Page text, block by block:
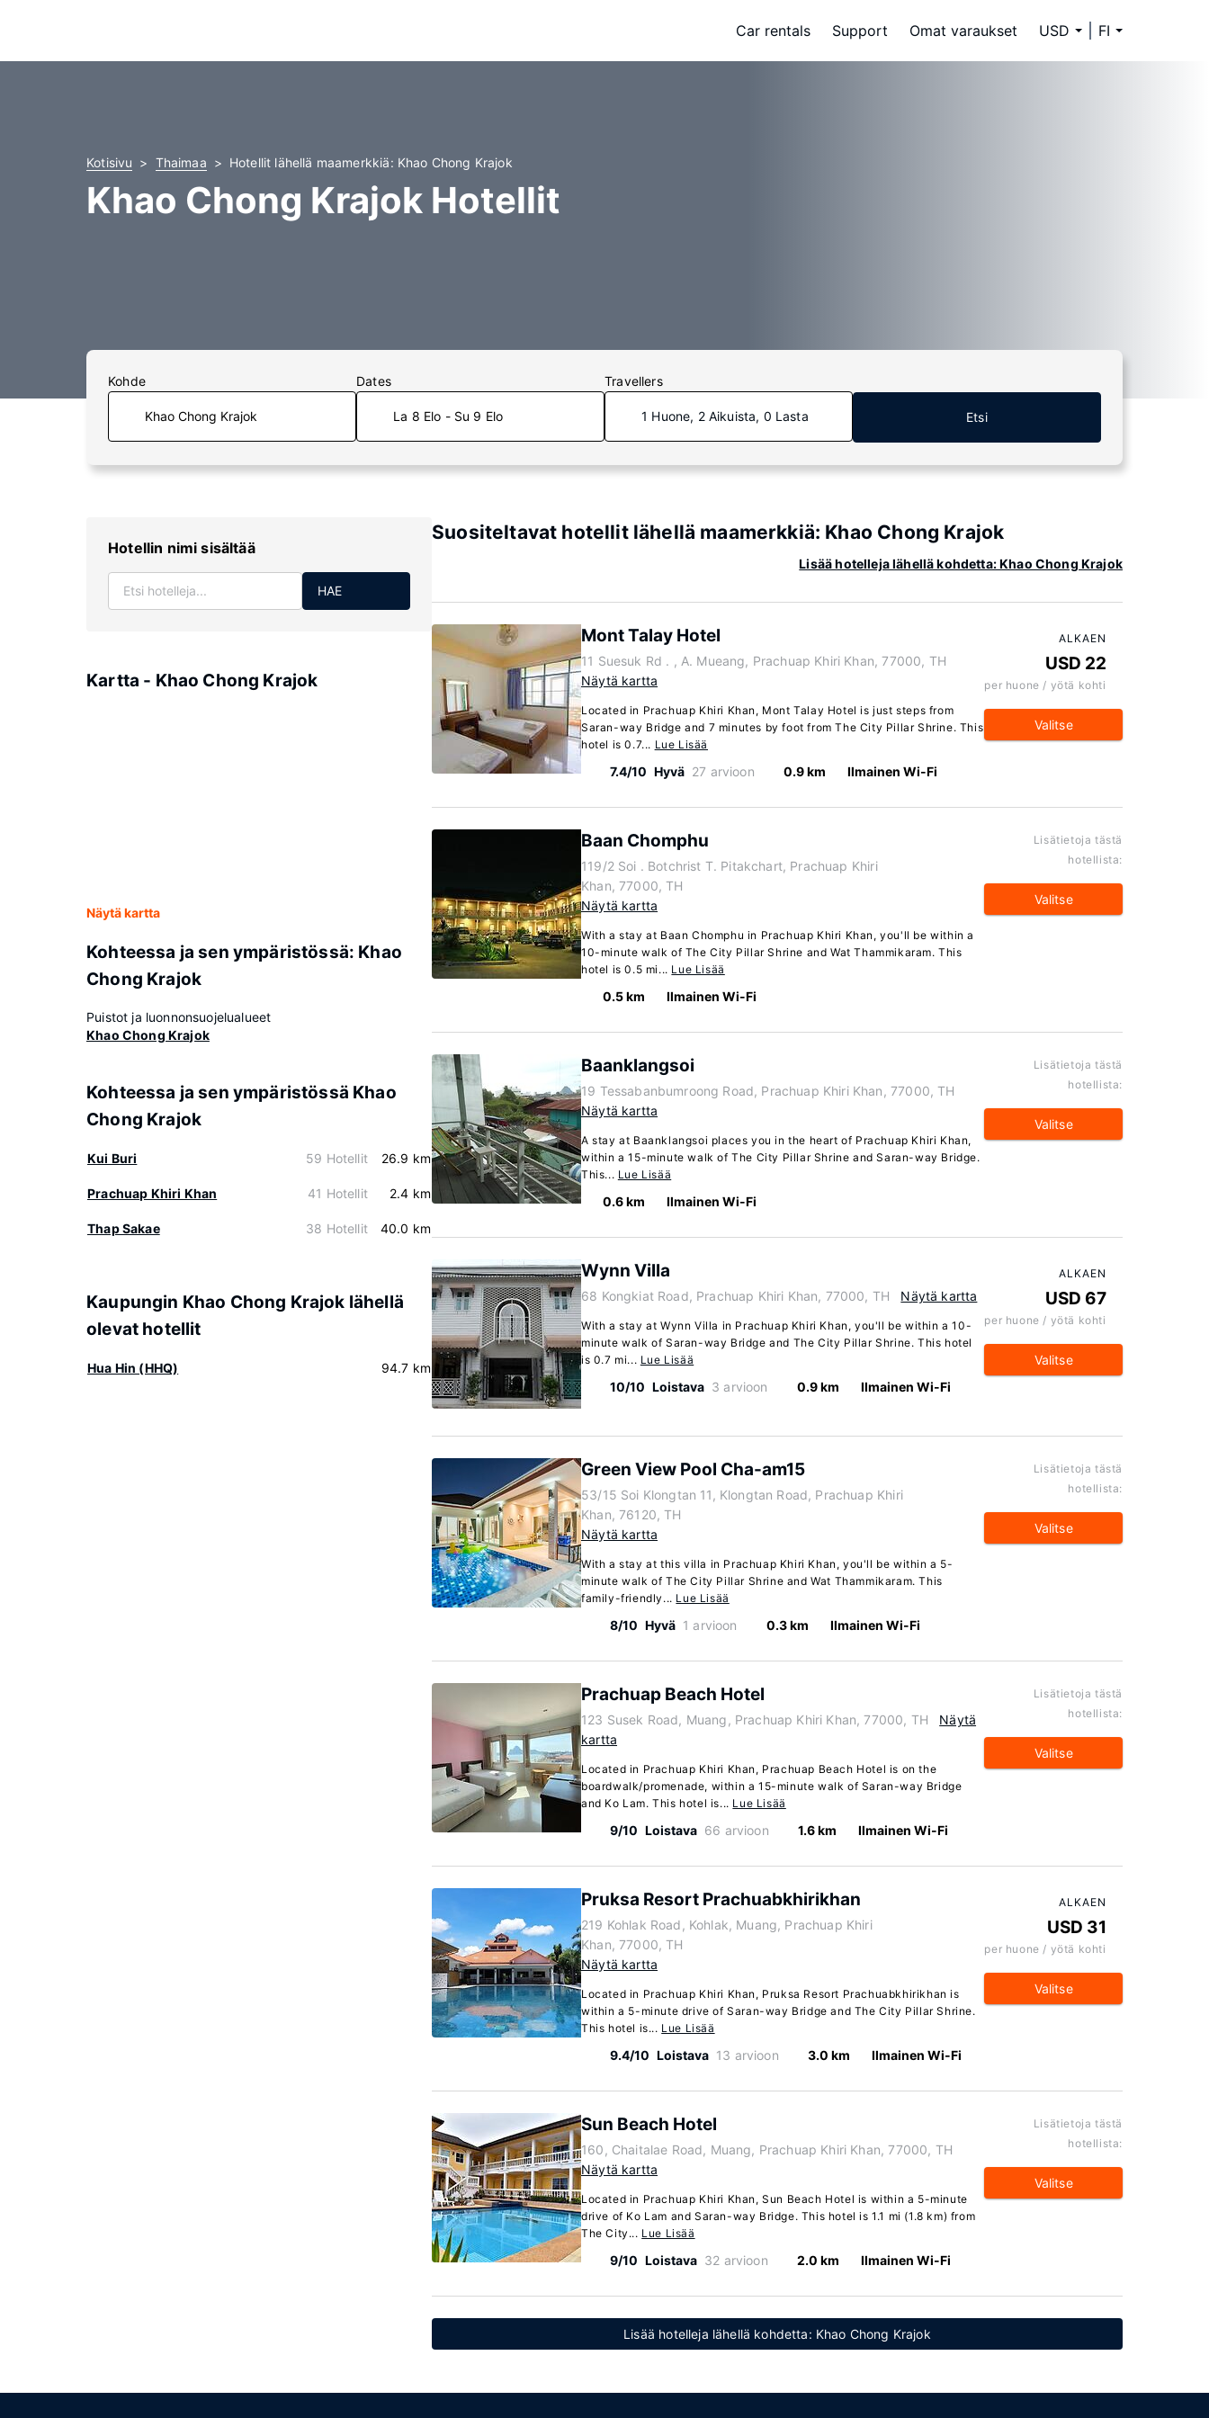
Car rentals Support Omat varaukset USD FI
Kotisivu Thaimaa Hotellit lähellä maamerkkiä: Khao Chong Krajok
Khao Chong Krajok Hotellit
Kohde Dates
La 8 Elo - Su 9 Elo
Travellers
1 Huone, 2 Aikuista, 0 Lasta Etsi
Hotellin nimi sisältää
HAE
Kartta - Khao Chong Krajok
Näytä kartta
Kohteessa ja sen ympäristössä: Khao
Chong Krajok
Puistot ja luonnonsuojelualueet
Khao Chong Krajok
Kohteessa ja sen ympäristössä Khao
Chong Krajok
Kui Buri 59 Hotellit 26.9 km
Prachuap Khiri Khan 41 Hotellit 2.4 km
Thap Sakae 38 Hotellit 40.0 km
Kaupungin Khao Chong Krajok lähellä
olevat hotellit
Hua Hin (HHQ) 94.7 km
Suositeltavat hotellit lähellä maamerkkiä: Khao Chong Krajok
Lisää hotelleja lähellä kohdetta: Khao Chong Krajok
Mont Talay Hotel
11 Suesuk Rd . , A. Mueang, Prachuap Khiri Khan, 77000, TH
Näytä kartta
Located in Prachuap Khiri Khan, Mont Talay Hotel is just steps from
Saran-way Bridge and 7 minutes by foot from The City Pillar Shrine. This
hotel is 0.7... Lue Lisää
7.4/10 Hyvä 27 arvioon 0.9 km Ilmainen Wi-Fi
ALKAEN
USD 22
per huone / yötä kohti
Valitse
Baan Chomphu
119/2 Soi . Botchrist T. Pitakchart, Prachuap Khiri
Khan, 77000, TH
Näytä kartta
With a stay at Baan Chomphu in Prachuap Khiri Khan, you'll be within a
10-minute walk of The City Pillar Shrine and Wat Thammikaram. This
hotel is 0.5 mi... Lue Lisää
0.5 km Ilmainen Wi-Fi
Lisätietoja tästä
hotellista:
Valitse
Baanklangsoi
19 Tessabanbumroong Road, Prachuap Khiri Khan, 77000, TH
Näytä kartta
A stay at Baanklangsoi places you in the heart of Prachuap Khiri Khan,
within a 15-minute walk of The City Pillar Shrine and Saran-way Bridge.
This... Lue Lisää
0.6 km Ilmainen Wi-Fi
Lisätietoja tästä
hotellista:
Valitse
Wynn Villa
68 Kongkiat Road, Prachuap Khiri Khan, 77000, TH Näytä kartta
With a stay at Wynn Villa in Prachuap Khiri Khan, you'll be within a 10-
minute walk of Saran-way Bridge and The City Pillar Shrine. This hotel
is 0.7 mi... Lue Lisää
10/10 Loistava 3 arvioon 0.9 km Ilmainen Wi-Fi
ALKAEN
USD 67
per huone / yötä kohti
Valitse
Green View Pool Cha-am15
53/15 Soi Klongtan 11, Klongtan Road, Prachuap Khiri
Khan, 76120, TH
Näytä kartta
With a stay at this villa in Prachuap Khiri Khan, you'll be within a 5-
minute walk of The City Pillar Shrine and Wat Thammikaram. This
family-friendly... Lue Lisää
8/10 Hyvä 1 arvioon 0.3 km Ilmainen Wi-Fi
Lisätietoja tästä
hotellista:
Valitse
Prachuap Beach Hotel
123 Susek Road, Muang, Prachuap Khiri Khan, 77000, TH
Näytä
kartta
Located in Prachuap Khiri Khan, Prachuap Beach Hotel is on the
boardwalk/promenade, within a 15-minute walk of Saran-way Bridge
and Ko Lam. This hotel is... Lue Lisää
9/10 Loistava 66 arvioon 1.6 km Ilmainen Wi-Fi
Lisätietoja tästä
hotellista:
Valitse
Pruksa Resort Prachuabkhirikhan
219 Kohlak Road, Kohlak, Muang, Prachuap Khiri
Khan, 77000, TH
Näytä kartta
Located in Prachuap Khiri Khan, Pruksa Resort Prachuabkhirikhan is
within a 5-minute drive of Saran-way Bridge and The City Pillar Shrine.
This hotel is... Lue Lisää
9.4/10 Loistava 13 arvioon 3.0 km Ilmainen Wi-Fi
ALKAEN
USD 31
per huone / yötä kohti
Valitse
Sun Beach Hotel
160, Chaitalae Road, Muang, Prachuap Khiri Khan, 77000, TH
Näytä kartta
Located in Prachuap Khiri Khan, Sun Beach Hotel is within a 5-minute
drive of Ko Lam and Saran-way Bridge. This hotel is 1.1 mi (1.8 km) from
The City... Lue Lisää
9/10 Loistava 32 arvioon 2.0 km Ilmainen Wi-Fi
Lisätietoja tästä
hotellista:
Valitse
Lisää hotelleja lähellä kohdetta: Khao Chong Krajok